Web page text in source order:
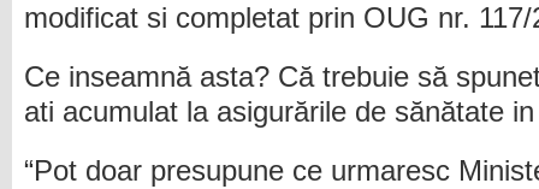
modificat si completat prin OUG nr. 117/
Ce inseamnă asta? Că trebuie să
ati acumulat la asigurările de sănătate
“Pot doar presupune ce urmaresc